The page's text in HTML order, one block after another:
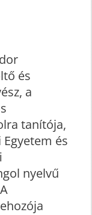
és
a
tanítója,
és
nyelvű